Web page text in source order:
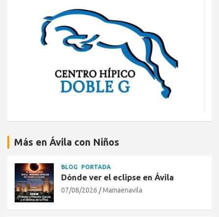
Más en Ávila con Niños
BLOG PORTADA
Dónde ver el eclipse en Ávila
07/08/2026 Mamaenavila